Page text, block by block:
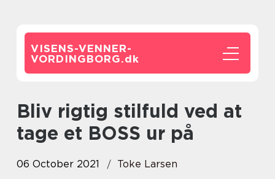
VISENS-VENNER-
VORDINGBORG.dk
Bliv rigtig stilfuld ved at
tage et BOSS ur på
06 October 2021
Toke Larsen